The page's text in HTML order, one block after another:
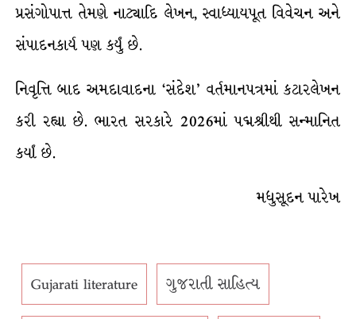
પ્રસંગોપાત્ત તેમણે નાટ્યાદિ લેખન, સ્વાધ્યાયપૂત વિવેચન અને
સંપાદનકાર્ય પણ કર્યું છે.
નિવૃત્તિ બાદ અમદાવાદના ‘સંદેશ’ વર્તમાનપત્રમાં કટારલેખન
કરી રહ્યા છે. ભારત સરકારે 2026માં પદ્મશ્રીથી સન્માનિત
કર્યાં છે.
મધુસૂદન પારેખ
Gujarati literature ગુજરાતી સાહિત્ય